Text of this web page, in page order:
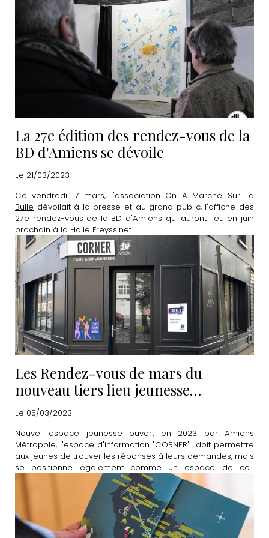
La 27e édition des rendez-vous de la
BD d'Amiens se dévoile
Le 21/03/2023
Ce vendredi 17 mars, l'association On A Marché Sur La
Bulle dévoilait à la presse et au grand public, l'affiche des
27e rendez-vous de la BD d'Amiens qui auront lieu en juin
prochain à la Halle Freyssinet.
Les Rendez-vous de mars du
nouveau tiers lieu jeunesse
"CORNER"
Le 05/03/2023
Nouvel espace jeunesse ouvert en 2023 par Amiens
Métropole, l'espace d'information "CORNER" doit permettre
aux jeunes de trouver les réponses à leurs demandes, mais
se positionne également comme un espace de co-
construction et de partage. Découvrez le programme
complet du mois de mars.